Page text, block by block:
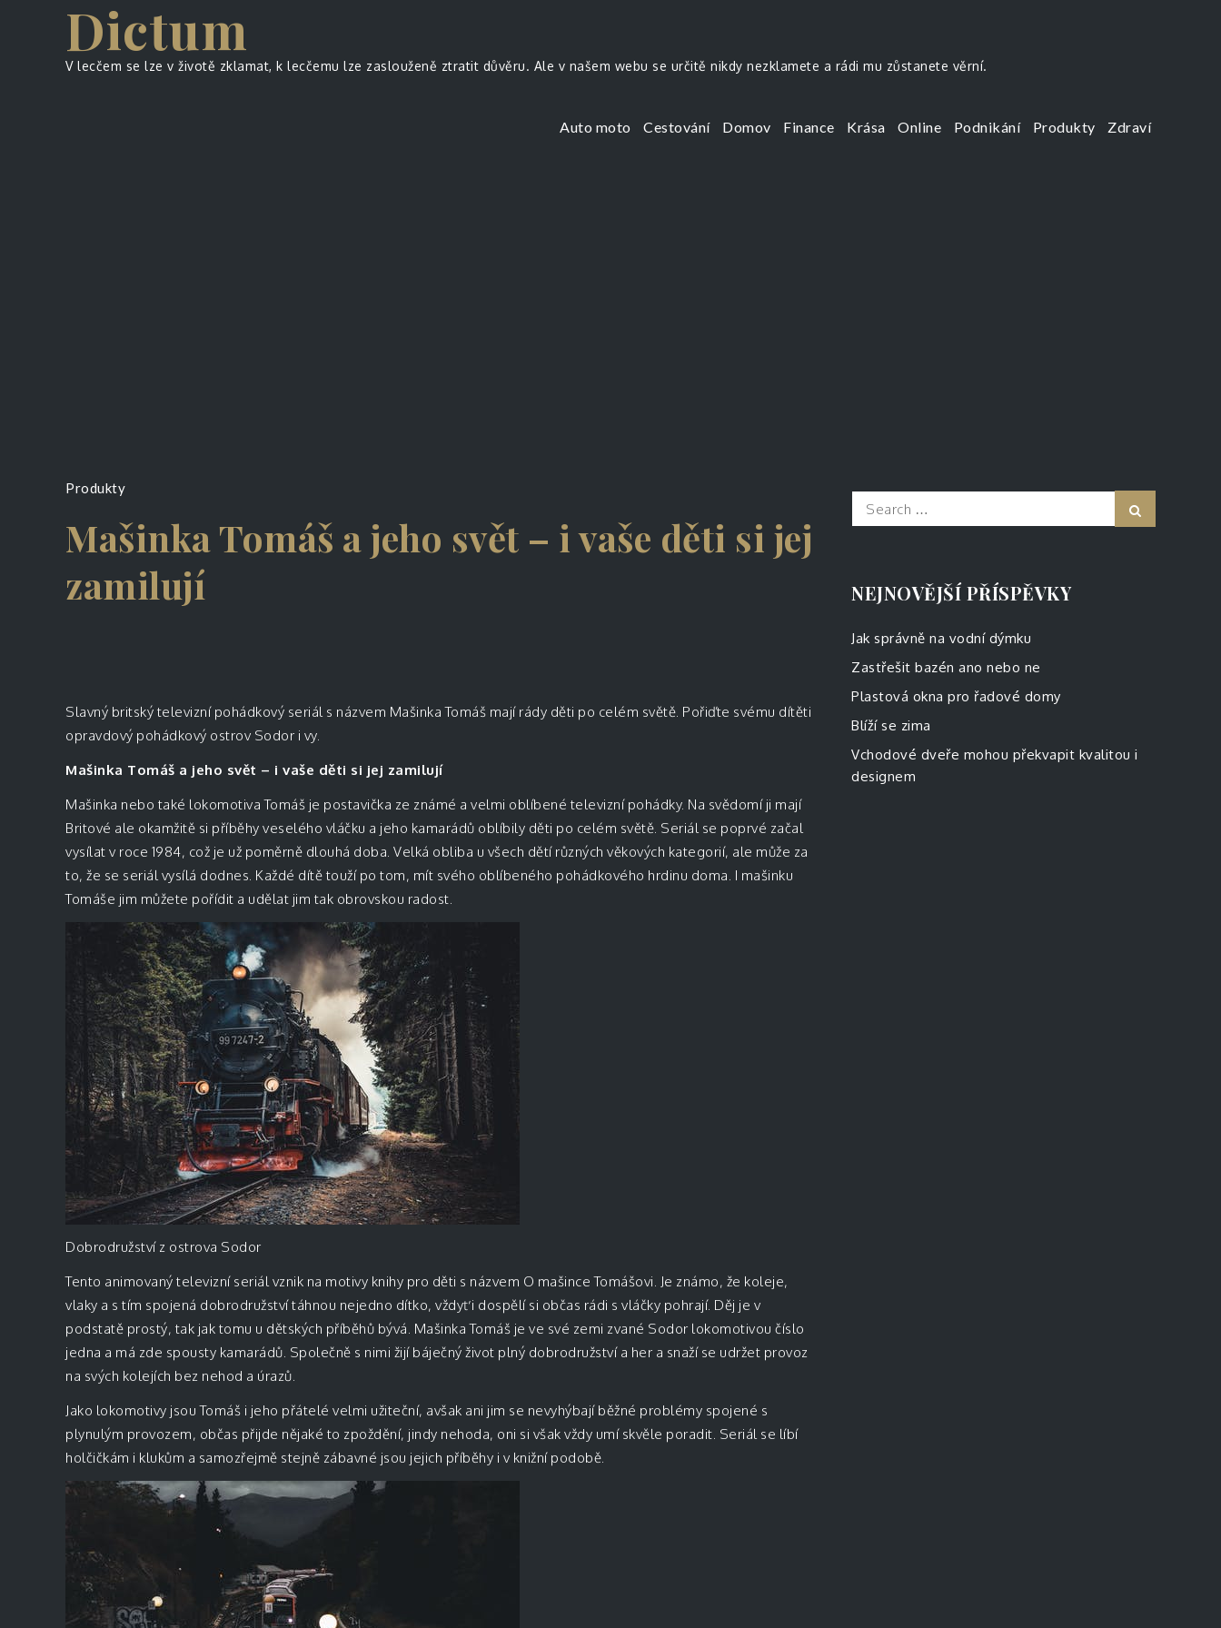
Dictum
V lecčem se lze v životě zklamat, k lecčemu lze zaslouženě ztratit důvěru. Ale v našem webu se určitě nikdy nezklamete a rádi mu zůstanete věrní.
Auto moto Cestování Domov Finance Krása Online Podnikání Produkty Zdraví
Produkty
Mašinka Tomáš a jeho svět – i vaše děti si jej
zamilují
Slavný britský televizní pohádkový seriál s názvem Mašinka Tomáš mají rády děti po celém světě. Pořiďte svému dítěti
opravdový pohádkový ostrov Sodor i vy.
Mašinka Tomáš a jeho svět – i vaše děti si jej zamilují
Mašinka nebo také lokomotiva Tomáš je postavička ze známé a velmi oblíbené televizní pohádky. Na svědomí ji mají
Britové ale okamžitě si příběhy veselého vláčku a jeho kamarádů oblíbily děti po celém světě. Seriál se poprvé začal
vysílat v roce 1984, což je už poměrně dlouhá doba. Velká obliba u všech dětí různých věkových kategorií, ale může za
to, že se seriál vysílá dodnes. Každé dítě touží po tom, mít svého oblíbeného pohádkového hrdinu doma. I mašinku
Tomáše jim můžete pořídit a udělat jim tak obrovskou radost.
Dobrodružství z ostrova Sodor
Tento animovaný televizní seriál vznik na motivy knihy pro děti s názvem O mašince Tomášovi. Je známo, že koleje,
vlaky a s tím spojená dobrodružství táhnou nejedno dítko, vždyť i dospělí si občas rádi s vláčky pohrají. Děj je v
podstatě prostý, tak jak tomu u dětských příběhů bývá. Mašinka Tomáš je ve své zemi zvané Sodor lokomotivou číslo
jedna a má zde spousty kamarádů. Společně s nimi žijí báječný život plný dobrodružství a her a snaží se udržet provoz
na svých kolejích bez nehod a úrazů.
Jako lokomotivy jsou Tomáš i jeho přátelé velmi užiteční, avšak ani jim se nevyhýbají běžné problémy spojené s
plynulým provozem, občas přijde nějaké to zpoždění, jindy nehoda, oni si však vždy umí skvěle poradit. Seriál se líbí
holčičkám i klukům a samozřejmě stejně zábavné jsou jejich příběhy i v knižní podobě.
Search
for:
NEJNOVĚJŠÍ PŘÍSPĚVKY
Jak správně na vodní dýmku
Zastřešit bazén ano nebo ne
Plastová okna pro řadové domy
Blíží se zima
Vchodové dveře mohou překvapit kvalitou i
designem